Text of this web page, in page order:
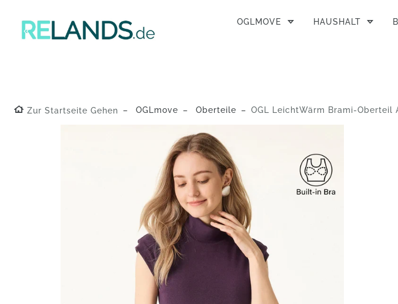
OGLMOVE HAUSHALT
Zur Startseite Gehen OGLmove Oberteile OGL LeichtWärm Brami-Oberteil Aus Stretch-Baumwolle